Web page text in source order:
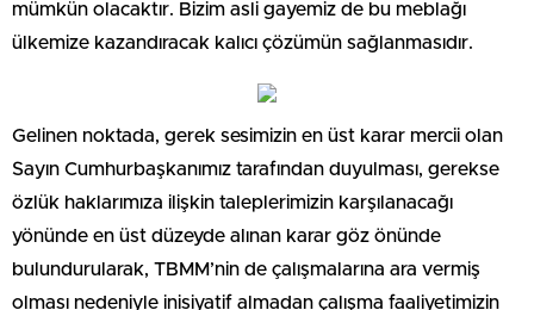
mümkün olacaktır. Bizim asli gayemiz de bu meblağı
ülkemize kazandıracak kalıcı çözümün sağlanmasıdır.
Gelinen noktada, gerek sesimizin en üst karar mercii olan
Sayın Cumhurbaşkanımız tarafından duyulması, gerekse
özlük haklarımıza ilişkin taleplerimizin karşılanacağı
yönünde en üst düzeyde alınan karar göz önünde
bulundurularak, TBMM’nin de çalışmalarına ara vermiş
olması nedeniyle inisiyatif almadan çalışma faaliyetimizin